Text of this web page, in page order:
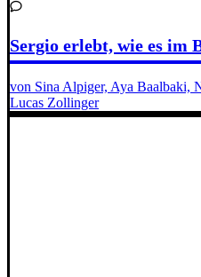
Sergio erlebt, wie es im
von Sina Alpiger, Aya Baalbaki,
Lucas Zollinger